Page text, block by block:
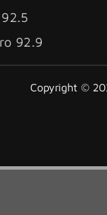
92.9
Copyright ©